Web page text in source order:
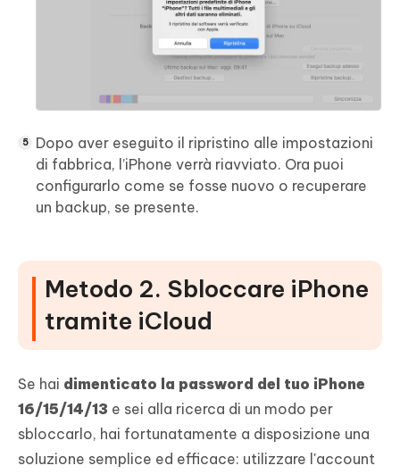
Dopo aver eseguito il ripristino alle impostazioni
di fabbrica, l’iPhone verrà riavviato. Ora puoi
configurarlo come se fosse nuovo o recuperare
un backup, se presente.
Metodo 2. Sbloccare iPhone
tramite iCloud
Se hai dimenticato la password del tuo iPhone
16/15/14/13 e sei alla ricerca di un modo per
sbloccarlo, hai fortunatamente a disposizione una
soluzione semplice ed efficace: utilizzare l'account